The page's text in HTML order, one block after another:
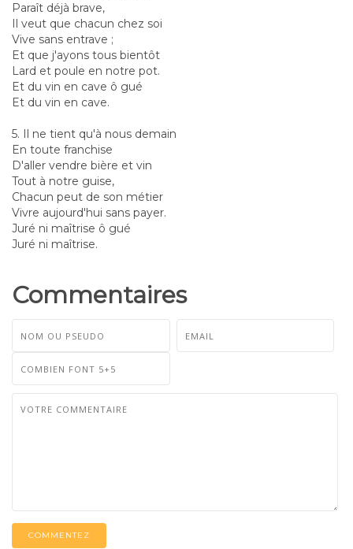
Paraît déjà brave,
Il veut que chacun chez soi
Vive sans entrave ;
Et que j'ayons tous bientôt
Lard et poule en notre pot.
Et du vin en cave ô gué
Et du vin en cave.
5. Il ne tient qu'à nous demain
En toute franchise
D'aller vendre bière et vin
Tout à notre guise,
Chacun peut de son métier
Vivre aujourd'hui sans payer.
Juré ni maîtrise ô gué
Juré ni maîtrise.
Commentaires
COMMENTEZ